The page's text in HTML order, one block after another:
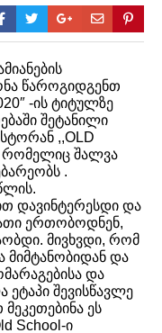
წაროგიდგენთ
-ის ტიტულზე
შეტანილი
,,OLD
რომელიც შალვა
.
დავინტერესდი და
ერთობოდნენ,
მივხვდი, რომ
მიმტანობიდან და
და
შევისწავლე
ეს
School-ი